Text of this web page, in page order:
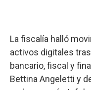
La fiscalía halló
activos digitales
bancario, fiscal y
Bettina Angeletti y